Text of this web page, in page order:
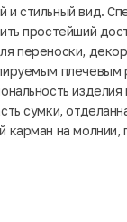
стильный вид.
простейший
переноски,
сумки,
карман на